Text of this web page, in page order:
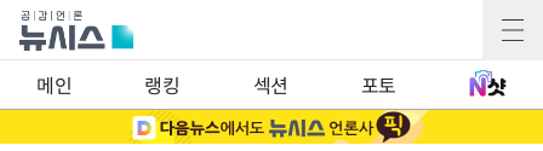
메인 랭킹 섹션 포토